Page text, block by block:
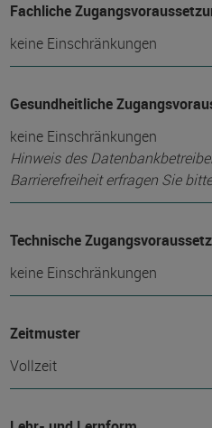
Fachliche
keine Einschränkungen
Gesundheitliche
keine Einschränkungen
Hinweis des
Barrierefreiheit erfragen Sie
Technische
keine Einschränkungen
Zeitmuster
Vollzeit